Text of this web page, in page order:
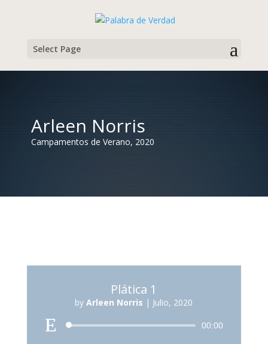
Select Page
Arleen Norris
Campamentos de Verano, 2020
Plática 1
byArleen Norris | Julio, 2020
Reproductor
00:00